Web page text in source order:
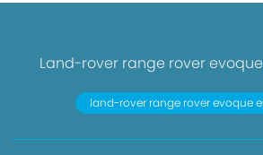
Land-rover range rover
land-rover range rover evoque